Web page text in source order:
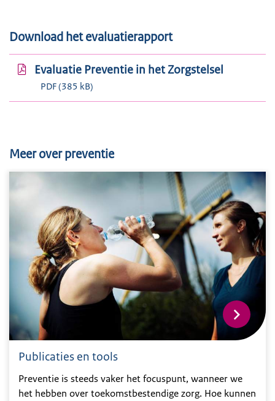
Download het evaluatierapport
Evaluatie Preventie in het Zorgstelsel
PDF (385 kB)
Meer over preventie
Publicaties en tools
Preventie is steeds vaker het focuspunt, wanneer we
het hebben over toekomstbestendige zorg. Hoe kunnen